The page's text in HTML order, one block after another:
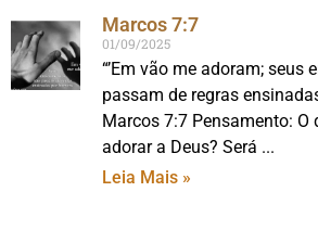
Marcos 7:7
01/09/2025
“’Em vão me adoram; seus
passam de regras
Marcos 7:7 Pensamento: O
adorar a Deus? Será
Leia Mais »